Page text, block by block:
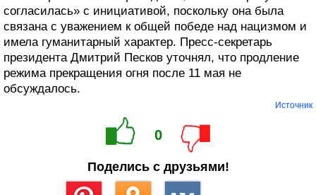
согласилась» с инициативой, поскольку она была
связана с уважением к общей победе над нацизмом и
имела гуманитарный характер. Пресс-секретарь
президента Дмитрий Песков уточнял, что продление
режима прекращения огня после 11 мая не
обсуждалось.
Источник
0
Поделись с друзьями!